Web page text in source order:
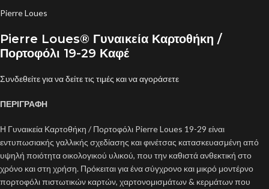
Pierre Loues
Pierre Loues® Γυναικεία Καρτοθήκη /
Πορτοφόλι 19-29 Καφέ
Συνδεθείτε για να δείτε τις τιμές και να αγοράσετε
ΠΕΡΙΓΡΑΦΗ
Η Γυναικεία Καρτοθήκη / Πορτοφόλι Pierre Loues 19-29 είναι
εντυπωσιακής γαλλικής σχεδίασης και φινέτσας κατασκευασμένη από
υψηλή ποιότητα οικολογικού υλικού, που την καθιστά ανθεκτική στο
χρόνο και στη χρήση. Πρόκειται για ένα σύγχρονο και μικρό μοντέρνο
πορτοφόλι πιστωτικών καρτών, χαρτονομισμάτων & κερμάτων που